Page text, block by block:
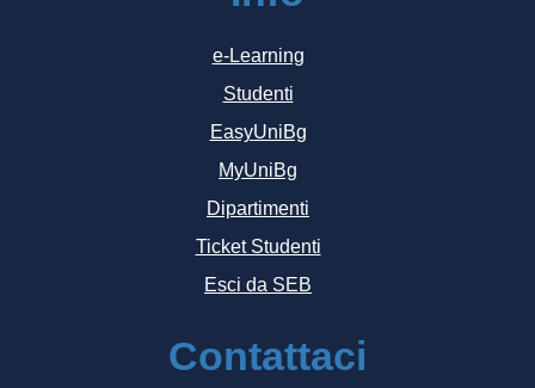
e-Learning
Studenti
EasyUniBg
MyUniBg
Dipartimenti
Ticket Studenti
Esci da SEB
Contattaci